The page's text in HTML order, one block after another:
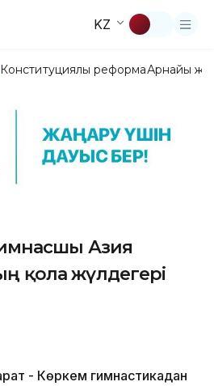
KZ
Конституциялық реформаАрнайы
Азия
қола жүлдегері
- Көркем гимнастикадан